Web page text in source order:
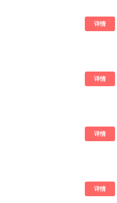
详情
详情
详情
详情